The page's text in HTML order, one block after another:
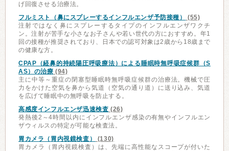
げ回復させる治療法。
フルミスト（鼻にスプレーするインフルエンザ予防接種）
(55)
注射ではなく鼻にスプレーするタイプのインフルエンザワクチ
ン。注射が苦手な小さなお子さんや若い世代の方におすすめ。年1
回の接種が推奨されており、日本での認可対象は2歳から18歳まで
の健康な方。
CPAP（経鼻的持続陽圧呼吸療法）による睡眠時無呼吸症候群（S
AS）の治療 (94)
主に中等～重症の閉塞型睡眠時無呼吸症候群の治療法。機械で圧
力をかけた空気を鼻から気道（空気の通り道）に送り込み、気道
を広げて睡眠中の無呼吸を防止する。
高感度インフルエンザ迅速検査 (26)
発熱後2～4時間以内にインフルエンザ感染の有無やインフルエン
ザウィルスの特定が可能な検査法。
胃カメラ（胃内視鏡検査）
(130)
胃カメラ（胃内視鏡検査）は、先端に高性能なスコープが付いた